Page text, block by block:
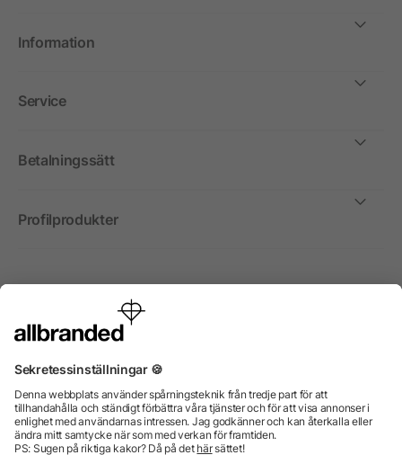
Information
Service
Betalningssätt
Profilprodukter
Internationellt